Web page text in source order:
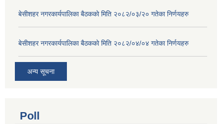
बे‍‍सीशहर नगरकार्यपालिका बैठककाे मिति २०८२/०३/२० गतेका निर्णयहरु
बे‍‍सीशहर नगरकार्यपालिका बैठककाे मिति २०८२/०४/०४ गतेका निर्णयहरु
अन्य सूचना
Poll